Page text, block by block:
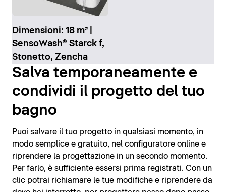
Dimensioni: 18 m² |
SensoWash® Starck f,
Stonetto, Zencha
Salva temporaneamente e
condividi il progetto del tuo
bagno
Puoi salvare il tuo progetto in qualsiasi momento, in
modo semplice e gratuito, nel configuratore online e
riprendere la progettazione in un secondo momento.
Per farlo, è sufficiente essersi prima registrati. Con un
clic potrai richiamare le tue modifiche e riprendere da